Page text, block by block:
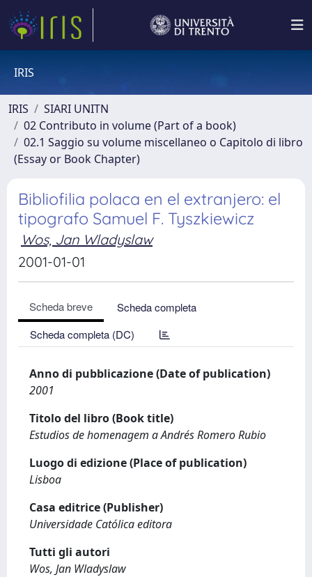
IRIS
IRIS
SIARI UNITN
02 Contributo in volume (Part of a book)
02.1 Saggio su volume miscellaneo o Capitolo di libro
(Essay or Book Chapter)
Bibliofilia polaca en el extranjero: el
tipografo Samuel F. Tyszkiewicz
Wos, Jan Wladyslaw
2001-01-01
Scheda breve
Scheda completa
Scheda completa (DC)
Anno di pubblicazione (Date of publication)
2001
Titolo del libro (Book title)
Estudios de homenagem a Andrés Romero Rubio
Luogo di edizione (Place of publication)
Lisboa
Casa editrice (Publisher)
Universidade Católica editora
Tutti gli autori
Wos, Jan Wladyslaw